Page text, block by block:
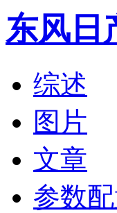
东风日
综述
图片
文章
参数